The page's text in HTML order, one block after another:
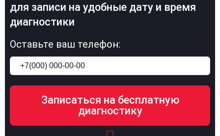
для записи на удобные дату и время
диагностики
Оставьте ваш телефон: